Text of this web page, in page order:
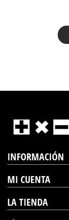
INFORMACIÓN
MI CUENTA
LA TIENDA